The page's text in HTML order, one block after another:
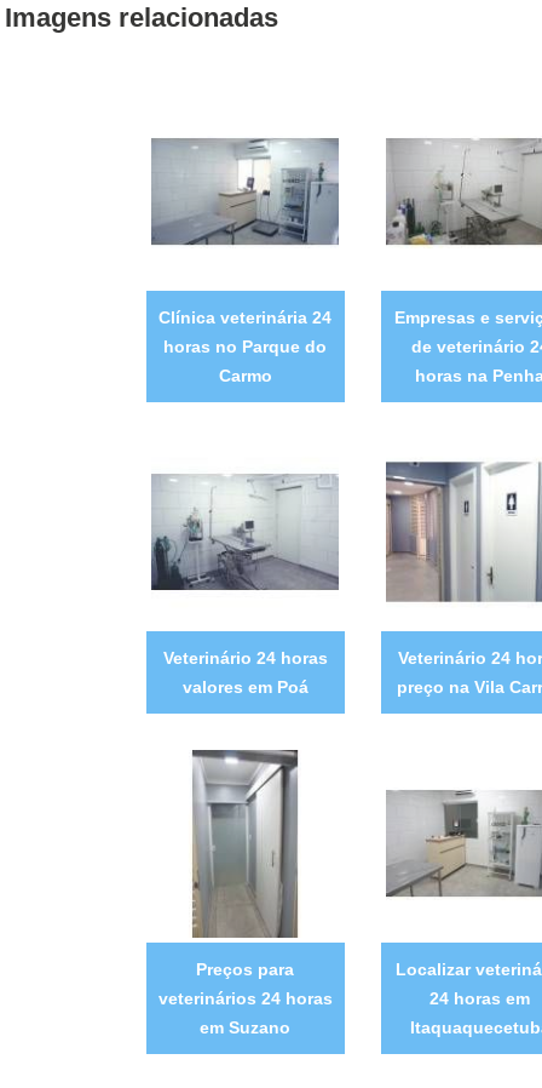
Imagens relacionadas
Clínica veterinária 24
horas no Parque do
Carmo
Empresas e
de veterinário
horas na
Veterinário 24 horas
valores em Poá
Veterinário 24
preço na Vila
Preços para
veterinários 24 horas
em Suzano
Localizar
24 horas em